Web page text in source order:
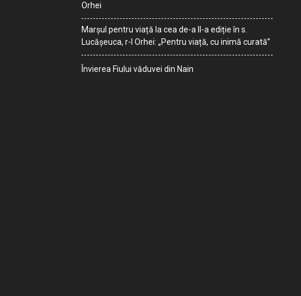
Orhei
Marșul pentru viață la cea de-a II-a ediție în s.
Lucășeuca, r-l Orhei: „Pentru viață, cu inimă curată”
Învierea Fiului văduvei din Nain